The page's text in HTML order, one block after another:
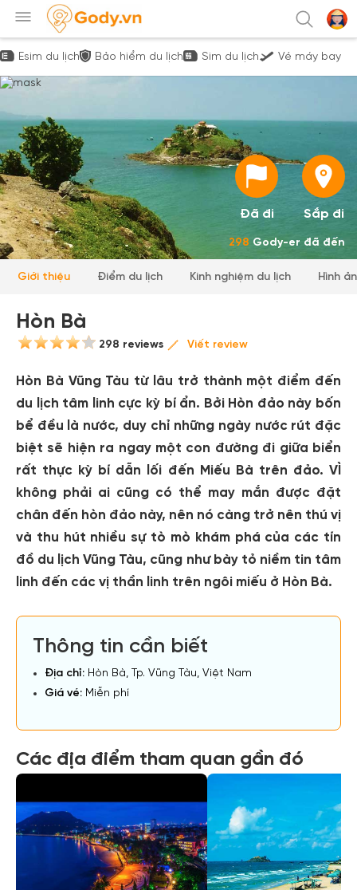
Esim du lịch Bảo hiểm du lịch Sim du lịch Vé máy bay
Đã đi Sắp đi
298 Gody-er đã đến
Giới thiệu Điểm du lịch Kinh nghiệm du lịch Hình
Hòn Bà
298 reviews Viết review
Hòn Bà Vũng Tàu từ lâu trở thành một điểm đến
du lịch tâm linh cực kỳ bí ẩn. Bởi Hòn đảo này bốn
bể đều là nước, duy chỉ những ngày nước rút đặc
biệt sẽ hiện ra ngay một con đường đi giữa biển
rất thực kỳ bí dẫn lối đến Miếu Bà trên đảo. VÌ
không phải ai cũng có thể may mắn được đặt
chân đến hòn đảo này, nên nó càng trở nên thú vị
và thu hút nhiều sự tò mò khám phá của các tín
đồ du lịch Vũng Tàu, cũng như bày tỏ niềm tin tâm
linh đến các vị thần linh trên ngôi miếu ở Hòn Bà.
Thông tin cần biết
Địa chỉ: Hòn Bà, Tp. Vũng Tàu, Việt Nam
Giá vé: Miễn phí
Các địa điểm tham quan gần đó